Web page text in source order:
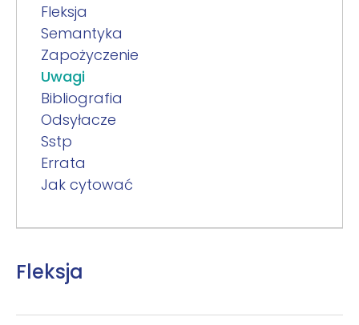
Fleksja
Semantyka
Zapożyczenie
Uwagi
Bibliografia
Odsyłacze
Sstp
Errata
Jak cytować
Fleksja